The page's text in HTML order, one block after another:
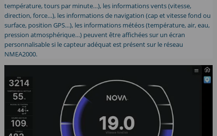
température, tours par minute…), les informations vents (vitesse,
direction, force…), les informations de navigation (cap et vitesse fond ou
surface, position GPS…), les informations météos (température, air, eau,
pression atmosphérique…) peuvent être affichées sur un écran
personnalisable si le capteur adéquat est présent sur le réseau
NMEA2000.